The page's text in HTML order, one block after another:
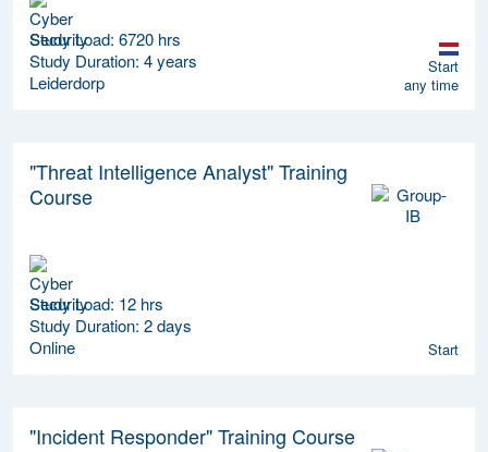
Study Load: 6720 hrs
Study Duration: 4 years
Leiderdorp
Start
any time
"Threat Intelligence Analyst" Training
Course
Study Load: 12 hrs
Study Duration: 2 days
Online
Start
"Incident Responder" Training Course